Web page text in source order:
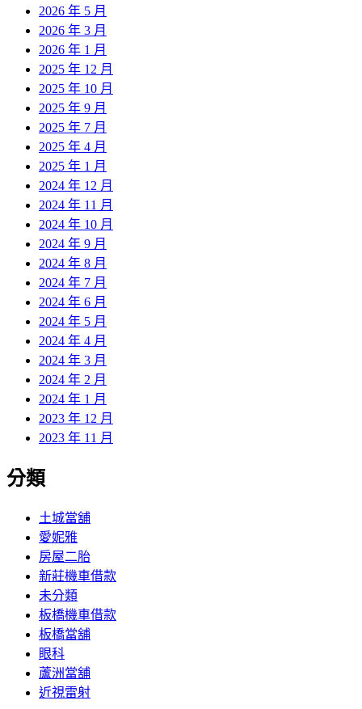
2026 年 5 月
2026 年 3 月
2026 年 1 月
2025 年 12 月
2025 年 10 月
2025 年 9 月
2025 年 7 月
2025 年 4 月
2025 年 1 月
2024 年 12 月
2024 年 11 月
2024 年 10 月
2024 年 9 月
2024 年 8 月
2024 年 7 月
2024 年 6 月
2024 年 5 月
2024 年 4 月
2024 年 3 月
2024 年 2 月
2024 年 1 月
2023 年 12 月
2023 年 11 月
分類
土城當舖
愛妮雅
房屋二胎
新莊機車借款
未分類
板橋機車借款
板橋當舖
眼科
蘆洲當舖
近視雷射